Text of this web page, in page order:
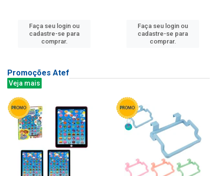
Faça seu login ou
cadastre-se para
comprar.
Faça seu login ou
cadastre-se para
comprar.
Promoções Atef
Veja mais